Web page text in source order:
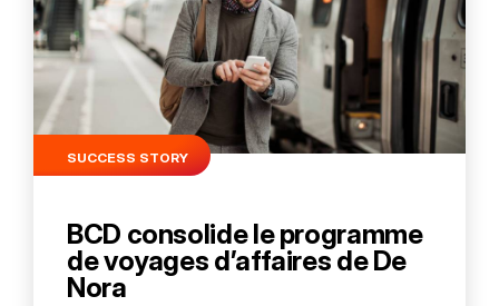
SUCCESS STORY
BCD consolide le programme
de voyages d’affaires de De
Nora